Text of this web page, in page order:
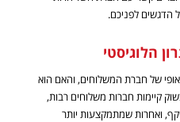
הדגשים לפניכם.
הלוגיסטי
של חברת המשלוחים, והאם הוא
קיימות חברות משלוחים רבות,
ואחרות שמתמקצעות יותר